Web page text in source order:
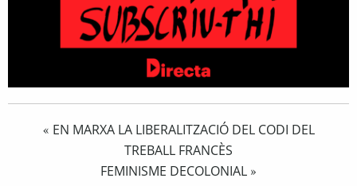
« EN MARXA LA LIBERALITZACIÓ DEL CODI DEL
TREBALL FRANCÈS
FEMINISME DECOLONIAL »